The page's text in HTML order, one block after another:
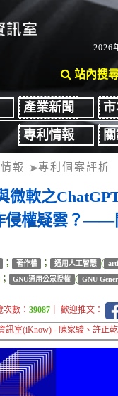
2026
站內搜
產業新聞
專利情報
報 專利個案評析
微軟之
侵權疑雲？——
； 著作權 ； 通用人工智慧 (
GNU通用公眾授權 ( GNU
次數：39087 ｜ 歡迎推文：
訊室(iKnow) - 陳家駿、許正乾